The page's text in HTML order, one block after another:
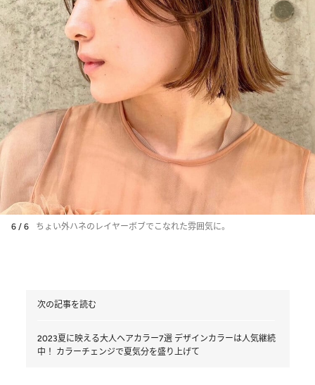
6 / 6 ちょい外ハネのレイヤーボブでこなれた雰囲気に。
次の記事を読む
2023夏に映える大人ヘアカラー7選 デザインカラーは人気継続
中！ カラーチェンジで夏気分を盛り上げて